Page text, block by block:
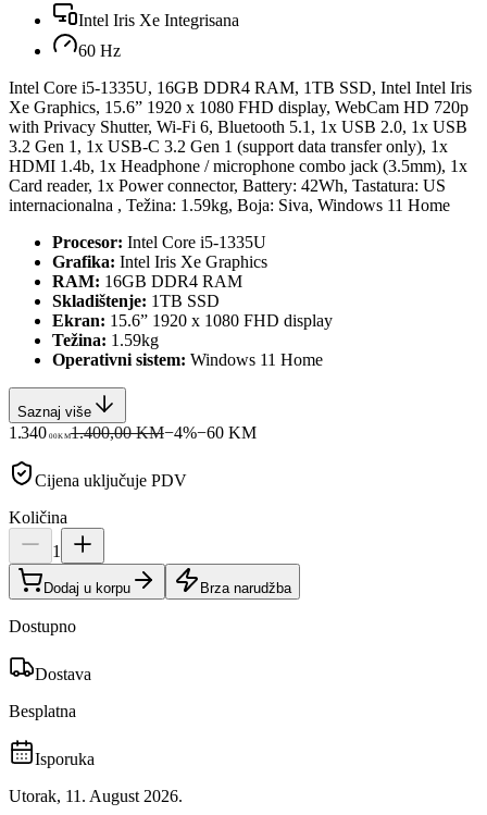
Intel Iris Xe Integrisana
60 Hz
Intel Core i5-1335U, 16GB DDR4 RAM, 1TB SSD, Intel Intel Iris
Xe Graphics, 15.6” 1920 x 1080 FHD display, WebCam HD 720p
with Privacy Shutter, Wi-Fi 6, Bluetooth 5.1, 1x USB 2.0, 1x USB
3.2 Gen 1, 1x USB-C 3.2 Gen 1 (support data transfer only), 1x
HDMI 1.4b, 1x Headphone / microphone combo jack (3.5mm), 1x
Card reader, 1x Power connector, Battery: 42Wh, Tastatura: US
internacionalna , Težina: 1.59kg, Boja: Siva, Windows 11 Home
Procesor: Intel Core i5-1335U
Grafika: Intel Iris Xe Graphics
RAM: 16GB DDR4 RAM
Skladištenje: 1TB SSD
Ekran: 15.6” 1920 x 1080 FHD display
Težina: 1.59kg
Operativni sistem: Windows 11 Home
Saznaj više
1.340 00KM1.400,00 KM−4%−60KM
Cijena uključuje PDV
Količina
1
Dodaj u korpu Brza narudžba
Dostupno
Dostava
Besplatna
Isporuka
Utorak, 11. August 2026.